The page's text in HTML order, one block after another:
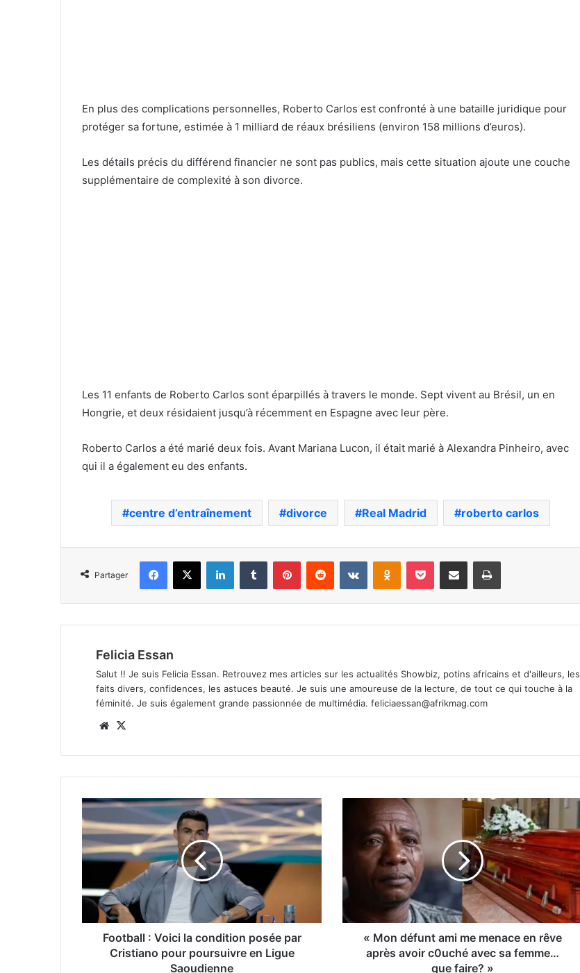
En plus des complications personnelles, Roberto Carlos est confronté à une bataille juridique pour
protéger sa fortune, estimée à 1 milliard de réaux brésiliens (environ 158 millions d’euros).
Les détails précis du différend financier ne sont pas publics, mais cette situation ajoute une couche
supplémentaire de complexité à son divorce.
Les 11 enfants de Roberto Carlos sont éparpillés à travers le monde. Sept vivent au Brésil, un en
Hongrie, et deux résidaient jusqu’à récemment en Espagne avec leur père.
Roberto Carlos a été marié deux fois. Avant Mariana Lucon, il était marié à Alexandra Pinheiro, avec
qui il a également eu des enfants.
centre d’entraînement divorce Real Madrid roberto carlos
Partager
Facebook
X LinkedinTumblr PinterestReddit VKontakteOdnoklassniki
Pocket Partager par email Imprimer
Felicia Essan
Salut !! Je suis Felicia Essan. Retrouvez mes articles sur les actualités Showbiz, potins africains et d'ailleurs, les
faits divers, confidences, les astuces beauté. Je suis une amoureuse de la lecture, de tout ce qui touche à la
féminité. Je suis également grande passionnée de multimédia. feliciaessan@afrikmag.com
Website
Football : Voici la condition posée par
Cristiano pour poursuivre en Ligue
Saoudienne
« Mon défunt ami me menace en rêve
après avoir c0uché avec sa femme…
que faire? »